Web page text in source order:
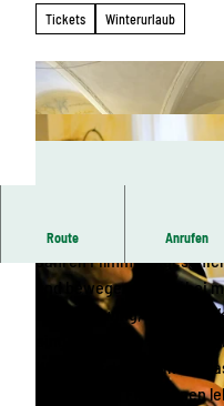
Tickets Winterurlaub
© Schloss Prossen, Ingo Ulbricht |CC-BY-
Route Anrufen
Das Trio dreifarbenblau
Jahren
und bewegen sich dabei
Klassik, Swing, Jazz und
eingeflochtene
Weise mit der Musik und
Zuhörenden Filmszenen